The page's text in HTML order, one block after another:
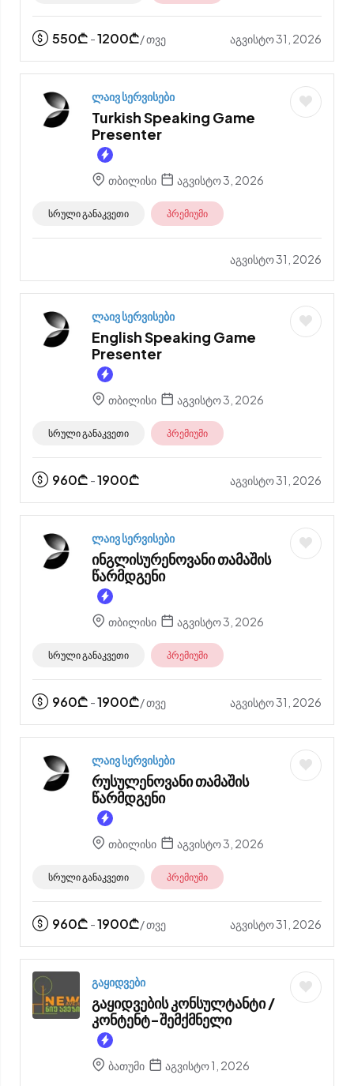
550₾ -1200₾/ თვე აგვისტო 31, 2026
ლაივ სერვისები
Turkish Speaking Game
Presenter
თბილისი აგვისტო 3, 2026
სრული განაკვეთი პრემიუმი
აგვისტო 31, 2026
ლაივ სერვისები
English Speaking Game
Presenter
თბილისი აგვისტო 3, 2026
სრული განაკვეთი პრემიუმი
960₾ -1900₾ აგვისტო 31, 2026
ლაივ სერვისები
ინგლისურენოვანი თამაშის
წარმდგენი
თბილისი აგვისტო 3, 2026
სრული განაკვეთი პრემიუმი
960₾ -1900₾/ თვე აგვისტო 31, 2026
ლაივ სერვისები
რუსულენოვანი თამაშის
წარმდგენი
თბილისი აგვისტო 3, 2026
სრული განაკვეთი პრემიუმი
960₾ -1900₾/ თვე აგვისტო 31, 2026
გაყიდვები
გაყიდვების კონსულტანტი /
კონტენტ-შემქმნელი
ბათუმი აგვისტო 1, 2026